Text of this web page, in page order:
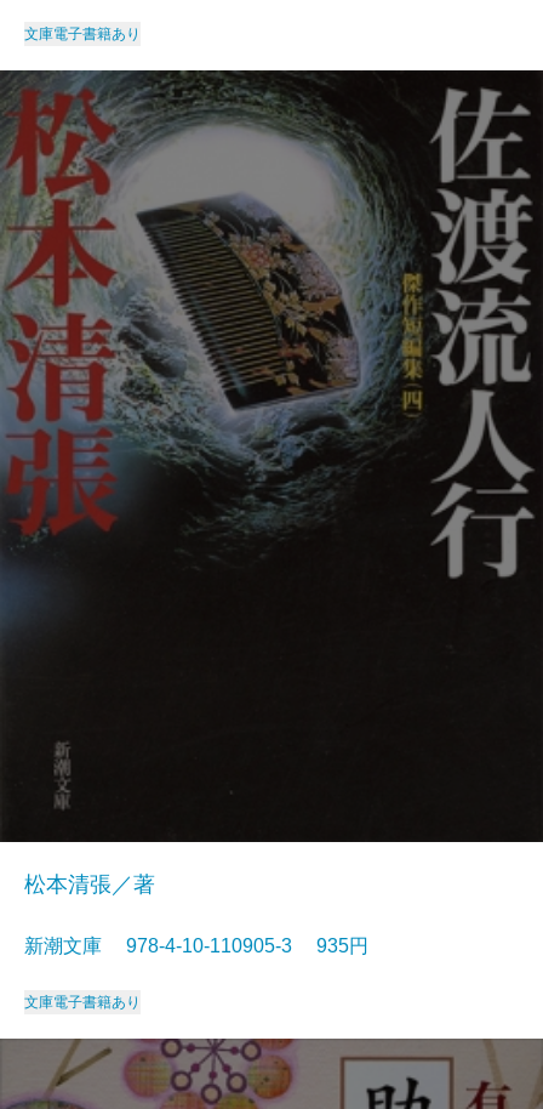
文庫電子書籍あり
松本清張／著
新潮文庫 978-4-10-110905-3 935円
文庫電子書籍あり